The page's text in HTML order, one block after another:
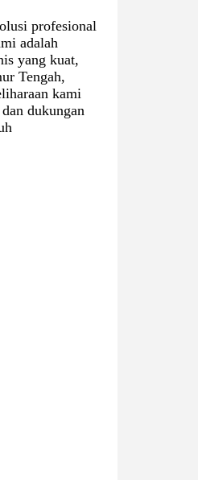
profesional
adalah
yang kuat,
Tengah,
kami
dukungan